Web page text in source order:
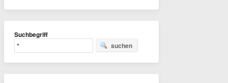
Suchbegriff
suchen